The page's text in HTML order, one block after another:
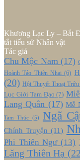
Khương Lạc Ly – Bắt
tắt tiểu sử Nhân vật
Tác giả
Chu Mộc Nam(17)
Hoành Tảo Thiên Nhai(6)
(20) Hội Thuyết Thoại
Lục Giới Tam Đạo (7)
Lang Quân (17) Mễ
Tam Thúc (5) Ngã
Chính Truyện (11)
Phi Thiên Ngư(13)
Lăng Thiên Hạ